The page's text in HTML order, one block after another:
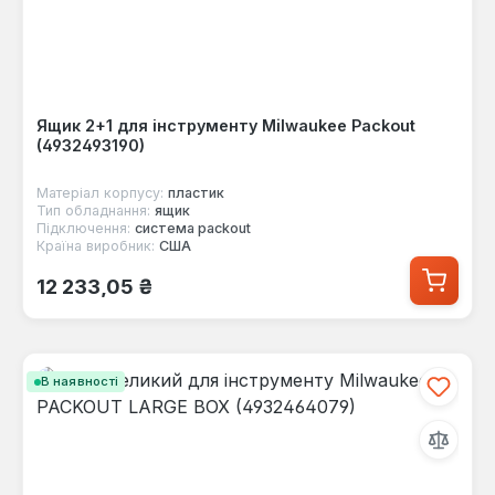
Ящик 2+1 для інструменту Milwaukee Packout
(4932493190)
Матеріал корпусу: пластик
Тип обладнання: ящик
Підключення: система packout
Країна виробник: США
Звичайна ціна:
12 233,05 ₴
В наявності